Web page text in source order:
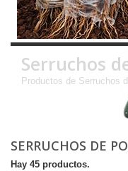
Serruchos
Productos de Serruchos
SERRUCHOS DE
Hay 45 productos.